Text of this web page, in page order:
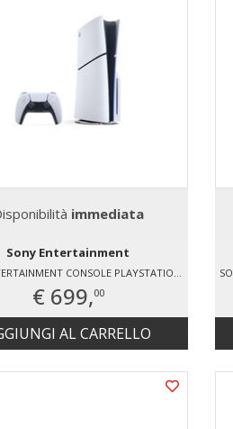
immediata
Sony Entertainment
SONY ENTERTAINMENT CONSOLE PLAYSTATION®5 – 1TB
€ 699,00
AL CARRELLO